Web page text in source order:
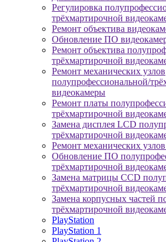
Регулировка
трёхмартирочной
Ремонт объектива
Обновление ПО
Ремонт объектива
трёхмартирочной
Ремонт механических узлов
полупрофессиональной/
видеокамеры
Ремонт платы
трёхмартирочной
Замена дисплея LCD
трёхмартирочной
Ремонт механических
Обновление ПО
трёхмартирочной
Замена матрицы CCD
трёхмартирочной
Замена корпусных частей
трёхмартирочной
PlayStation
PlayStation 1